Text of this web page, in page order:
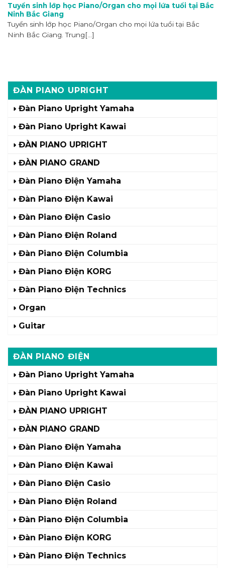
ĐÀN PIANO UPRIGHT
Đàn Piano Upright Yamaha
Đàn Piano Upright Kawai
ĐÀN PIANO UPRIGHT
ĐÀN PIANO GRAND
Đàn Piano Điện Yamaha
Đàn Piano Điện Kawai
Đàn Piano Điện Casio
Đàn Piano Điện Roland
Đàn Piano Điện Columbia
Đàn Piano Điện KORG
Đàn Piano Điện Technics
Organ
Guitar
ĐÀN PIANO ĐIỆN
Đàn Piano Upright Yamaha
Đàn Piano Upright Kawai
ĐÀN PIANO UPRIGHT
ĐÀN PIANO GRAND
Đàn Piano Điện Yamaha
Đàn Piano Điện Kawai
Đàn Piano Điện Casio
Đàn Piano Điện Roland
Đàn Piano Điện Columbia
Đàn Piano Điện KORG
Đàn Piano Điện Technics
Tuyển sinh lớp học Piano/Organ cho mọi lứa tuổi tại Bắc
Ninh Bắc Giang
Tuyển sinh lớp học Piano/Organ cho mọi lứa tuổi tại Bắc
Ninh Bắc Giang. Trung[...]